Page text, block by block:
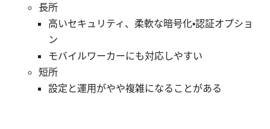
長所
高いセキュリティ、柔軟な暗号化・認証オプショ
ン
モバイルワーカーにも対応しやすい
短所
設定と運用がやや複雑になることがある